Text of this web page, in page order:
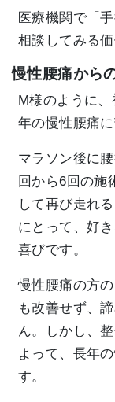
医療機関で「
相談してみる
慢性腰痛から
M様のように
年の慢性腰痛
マラソン後に
回から6回の施
して再び走れ
にとって、好
喜びです。
慢性腰痛の方
も改善せず、
ん。しかし、
よって、長年
す。